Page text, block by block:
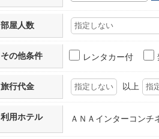
部屋人数
その他条件 レンタカー付
旅行代金 以上
利用ホテル ＡＮＡインターコン